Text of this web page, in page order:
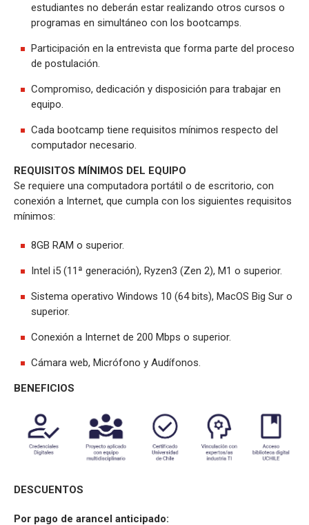
estudiantes no deberán estar realizando otros cursos o
programas en simultáneo con los bootcamps.
Participación en la entrevista que forma parte del proceso
de postulación.
Compromiso, dedicación y disposición para trabajar en
equipo.
Cada bootcamp tiene requisitos mínimos respecto del
computador necesario.
REQUISITOS MÍNIMOS DEL EQUIPO
Se requiere una computadora portátil o de escritorio, con
conexión a Internet, que cumpla con los siguientes requisitos
mínimos:
8GB RAM o superior.
Intel i5 (11ª generación), Ryzen3 (Zen 2), M1 o superior.
Sistema operativo Windows 10 (64 bits), MacOS Big Sur o
superior.
Conexión a Internet de 200 Mbps o superior.
Cámara web, Micrófono y Audífonos.
BENEFICIOS
DESCUENTOS
Por pago de arancel anticipado: